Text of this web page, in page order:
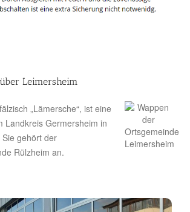
Leimersheim
„Lämersche“, ist eine
Landkreis Germersheim in
gehört der
Rülzheim an.